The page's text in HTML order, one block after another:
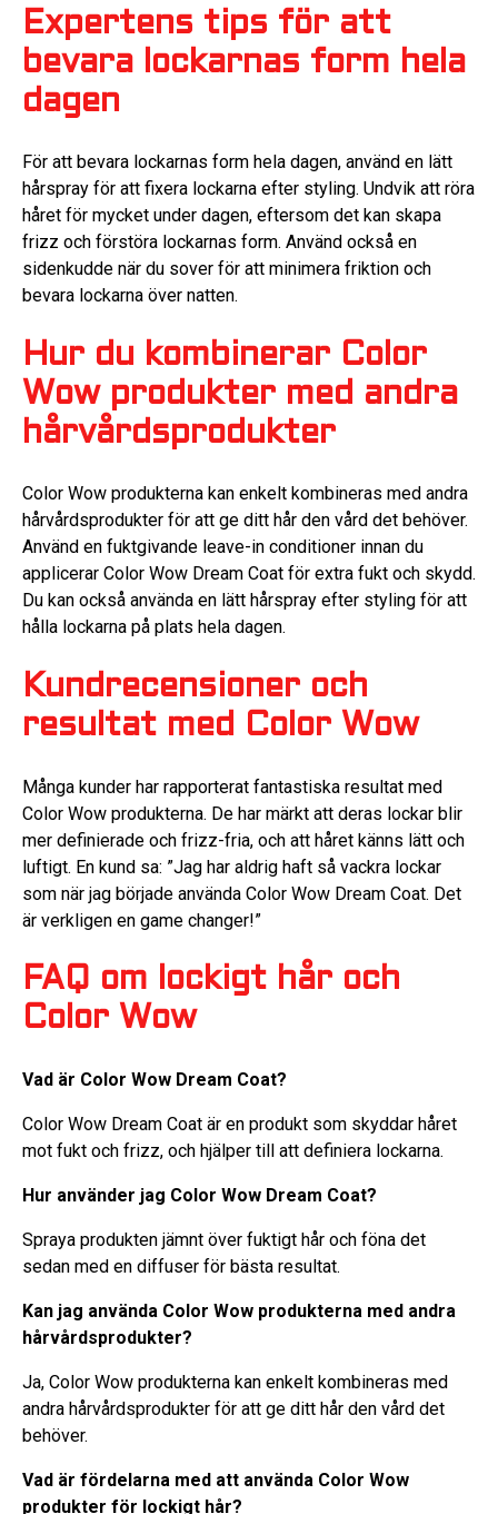
Expertens tips för att
bevara lockarnas form hela
dagen
För att bevara lockarnas form hela dagen, använd en lätt
hårspray för att fixera lockarna efter styling. Undvik att röra
håret för mycket under dagen, eftersom det kan skapa
frizz och förstöra lockarnas form. Använd också en
sidenkudde när du sover för att minimera friktion och
bevara lockarna över natten.
Hur du kombinerar Color
Wow produkter med andra
hårvårdsprodukter
Color Wow produkterna kan enkelt kombineras med andra
hårvårdsprodukter för att ge ditt hår den vård det behöver.
Använd en fuktgivande leave-in conditioner innan du
applicerar Color Wow Dream Coat för extra fukt och skydd.
Du kan också använda en lätt hårspray efter styling för att
hålla lockarna på plats hela dagen.
Kundrecensioner och
resultat med Color Wow
Många kunder har rapporterat fantastiska resultat med
Color Wow produkterna. De har märkt att deras lockar blir
mer definierade och frizz-fria, och att håret känns lätt och
luftigt. En kund sa: ”Jag har aldrig haft så vackra lockar
som när jag började använda Color Wow Dream Coat. Det
är verkligen en game changer!”
FAQ om lockigt hår och
Color Wow
Vad är Color Wow Dream Coat?
Color Wow Dream Coat är en produkt som skyddar håret
mot fukt och frizz, och hjälper till att definiera lockarna.
Hur använder jag Color Wow Dream Coat?
Spraya produkten jämnt över fuktigt hår och föna det
sedan med en diffuser för bästa resultat.
Kan jag använda Color Wow produkterna med andra
hårvårdsprodukter?
Ja, Color Wow produkterna kan enkelt kombineras med
andra hårvårdsprodukter för att ge ditt hår den vård det
behöver.
Vad är fördelarna med att använda Color Wow
produkter för lockigt hår?